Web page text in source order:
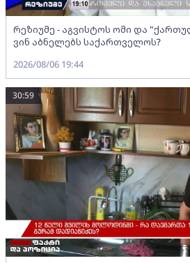
რეზიუმე - აგვისტოს ომი და
ვინ აბნელებს საქართველოს?
2026/08/06 19:44
30:59